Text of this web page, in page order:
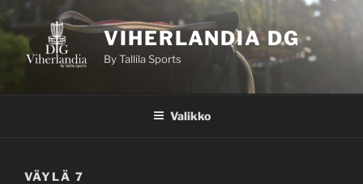
Siirry
sisältöön
VIHERLANDIA DG
By Tallila Sports
Valikko
VÄYLÄ 7